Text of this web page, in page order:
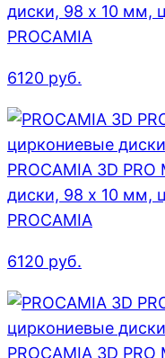
диски, 98 х 10 мм,
PROCAMIA
6120 руб.
PROCAMIA 3D
диски, 98 х 10 мм,
PROCAMIA
6120 руб.
PROCAMIA 3D